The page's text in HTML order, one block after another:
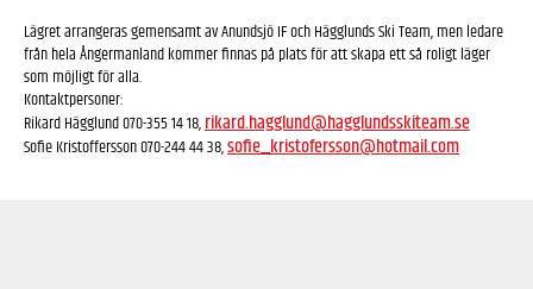
Lägret arrangeras gemensamt av Anundsjö IF och Hägglunds Ski Team, men ledare
från hela Ångermanland kommer finnas på plats för att skapa ett så roligt läger
som möjligt för alla.
Kontaktpersoner:
Rikard Hägglund 070-355 14 18,rikard.hagglund@hagglundsskiteam.se
Sofie Kristoffersson 070-244 44 38,sofie_kristofersson@hotmail.com